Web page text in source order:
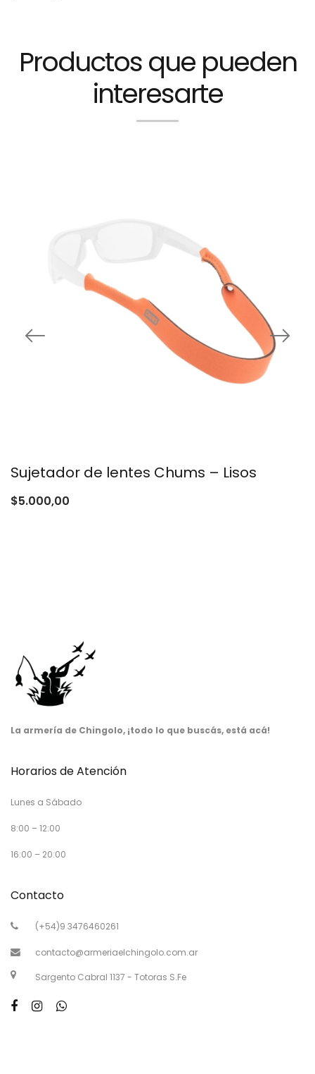
Productos que pueden
interesarte
Sujetador de lentes Chums – Lisos
$5.000,00
La armería de Chingolo, ¡todo lo que buscás, está acá!
Horarios de Atención
Lunes a Sábado
8:00 – 12:00
16:00 – 20:00
Contacto
(+54)9 3476460261
contacto@armeriaelchingolo.com.ar
Sargento Cabral 1137 - Totoras S.Fe